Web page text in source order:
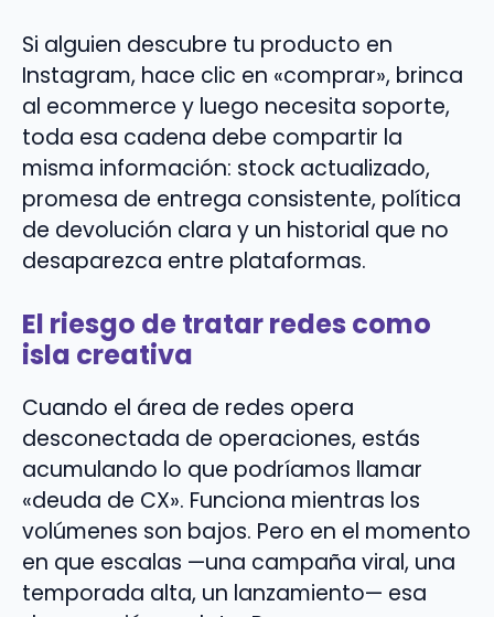
Si alguien descubre tu producto en
Instagram, hace clic en «comprar», brinca
al ecommerce y luego necesita soporte,
toda esa cadena debe compartir la
misma información: stock actualizado,
promesa de entrega consistente, política
de devolución clara y un historial que no
desaparezca entre plataformas.
El riesgo de tratar redes como
isla creativa
Cuando el área de redes opera
desconectada de operaciones, estás
acumulando lo que podríamos llamar
«deuda de CX». Funciona mientras los
volúmenes son bajos. Pero en el momento
en que escalas —una campaña viral, una
temporada alta, un lanzamiento— esa